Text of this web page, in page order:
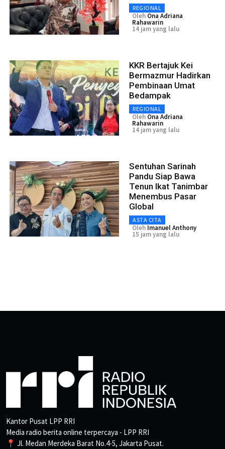
REGIONAL
Oleh Ona Adriana
Rahawarin
14 jam yang lalu
KKR Bertajuk Kei
Bermazmur Hadirkan
Pembinaan Umat
Bedampak
REGIONAL
Oleh Ona Adriana
Rahawarin
14 jam yang lalu
Sentuhan Sarinah
Pandu Siap Bawa
Tenun Ikat Tanimbar
Menembus Pasar
Global
ASTA CITA
Oleh Imanuel Anthony
15 jam yang lalu
Kantor Pusat LPP RRI
Media radio berita online terpercaya - LPP RRI
📍 Jl. Medan Merdeka Barat No.4-5, Jakarta Pusat.